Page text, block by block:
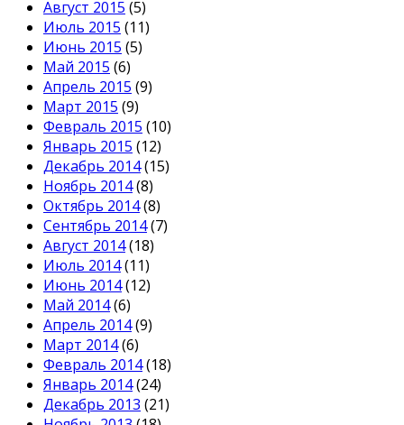
Август 2015 (5)
Июль 2015 (11)
Июнь 2015 (5)
Май 2015 (6)
Апрель 2015 (9)
Март 2015 (9)
Февраль 2015 (10)
Январь 2015 (12)
Декабрь 2014(15)
Ноябрь 2014(8)
Октябрь 2014(8)
Сентябрь 2014(7)
Август 2014(18)
Июль 2014(11)
Июнь 2014(12)
Май 2014(6)
Апрель 2014(9)
Март 2014(6)
Февраль 2014(18)
Январь 2014(24)
Декабрь 2013 (21)